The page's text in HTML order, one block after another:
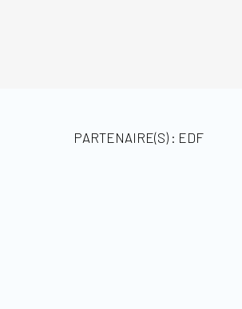
PARTENAIRE(S) : EDF